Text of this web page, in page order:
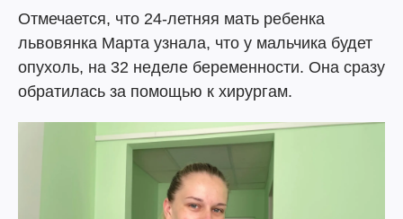
Отмечается, что 24-летняя мать ребенка
львовянка Марта узнала, что у мальчика будет
опухоль, на 32 неделе беременности. Она сразу
обратилась за помощью к хирургам.